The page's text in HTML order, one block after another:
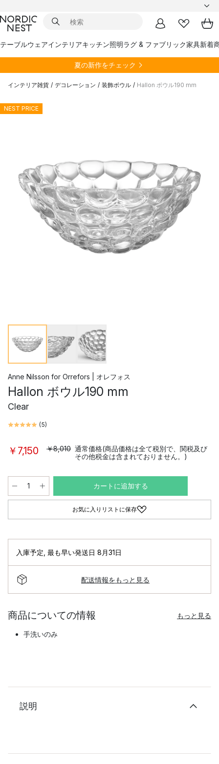
テーブルウェアインテリアキッチン照明ラグ & ファブリック家具新着
夏の新作をチェック
インテリア雑貨 / デコレーション / 装飾ボウル / Hallon ボウル190 mm
NEST PRICE
Anne Nilsson for Orrefors | オレフォス
Hallon ボウル190 mm
Clear
(5)
￥7,150 ￥8,010 通常価格(商品価格は全て税別で、関税及び
その他税金は含まれておりません。)
カートに追加する
お気に入りリストに保存
入庫予定 最も早い発送日 8月31日
配送情報をもっと見る
商品についての情報 もっと見る
手洗いのみ
説明